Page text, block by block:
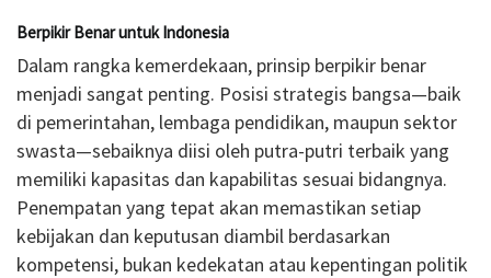
Berpikir Benar untuk Indonesia
Dalam rangka kemerdekaan, prinsip berpikir benar
menjadi sangat penting. Posisi strategis bangsa—baik
di pemerintahan, lembaga pendidikan, maupun sektor
swasta—sebaiknya diisi oleh putra-putri terbaik yang
memiliki kapasitas dan kapabilitas sesuai bidangnya.
Penempatan yang tepat akan memastikan setiap
kebijakan dan keputusan diambil berdasarkan
kompetensi, bukan kedekatan atau kepentingan politik